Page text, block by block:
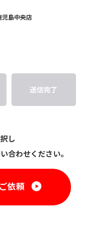
児島中央店
送信完了
し
合わせください。
依頼